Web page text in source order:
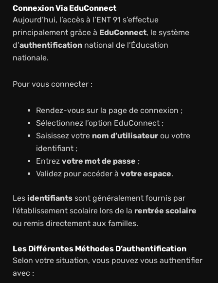
Connexion Via EduConnect
Aujourd’hui, l’accès à l’ENT 91 s’effectue
principalement grâce à EduConnect, le système
d’authentificationnational de l’Éducation
nationale.
Pour vous connecter :
Rendez-vous sur la page de connexion ;
Sélectionnez l’option EduConnect ;
Saisissez votre nom d’utilisateurou votre
identifiant ;
Entrez votre mot de passe ;
Validez pour accéder à votre espace.
Les identifiantssont généralement fournis par
l’établissement scolaire lors de la rentrée scolaire
ou remis directement aux familles.
Les Différentes Méthodes D’authentification
Selon votre situation, vous pouvez vous authentifier
avec :